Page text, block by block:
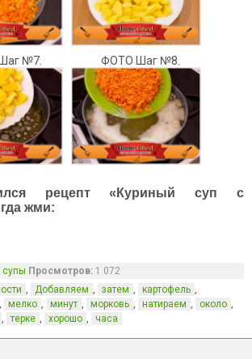
№7. ФОТО Шаг №8.
рецепт «Куриный суп с
жми:
супы Просмотров: 1 072
, Добавляем , затем , картофель ,
, мелко , минут , морковь , натираем , около ,
, терке , хорошо , часа